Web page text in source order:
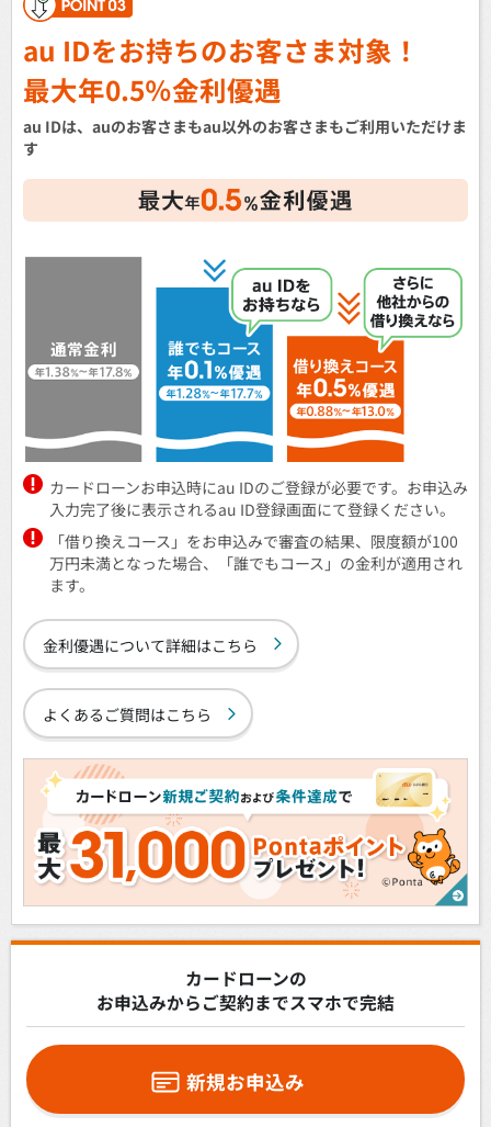
au IDをお持ちのお客さま対象！
最大年0.5％金利優遇
au IDは、auのお客さまもau以外のお客さまもご利用いただけま
す
カードローンお申込時にau IDのご登録が必要です。お申込み
入力完了後に表示されるau ID登録画面にて登録ください。
「借り換えコース」をお申込みで審査の結果、限度額が100
万円未満となった場合、「誰でもコース」の金利が適用され
ます。
金利優遇について詳細はこちら
よくあるご質問はこちら
カードローンの
お申込みからご契約までスマホで完結
新規お申込み